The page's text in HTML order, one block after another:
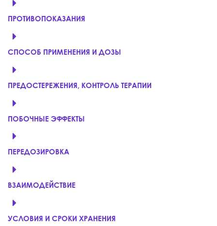
ПРОТИВОПОКАЗАНИЯ
СПОСОБ ПРИМЕНЕНИЯ И ДОЗЫ
ПРЕДОСТЕРЕЖЕНИЯ, КОНТРОЛЬ ТЕРАПИИ
ПОБОЧНЫЕ ЭФФЕКТЫ
ПЕРЕДОЗИРОВКА
ВЗАИМОДЕЙСТВИЕ
УСЛОВИЯ И СРОКИ ХРАНЕНИЯ